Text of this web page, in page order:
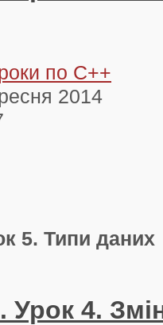
по С++
2014
5. Типи даних
4.